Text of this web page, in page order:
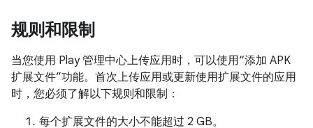
规则和限制
当您使用 Play 管理中心上传应用时，可以使用“添加 APK
扩展文件”功能。首次上传应用或更新使用扩展文件的应用
时，您必须了解以下规则和限制：
每个扩展文件的大小不能超过 2 GB。